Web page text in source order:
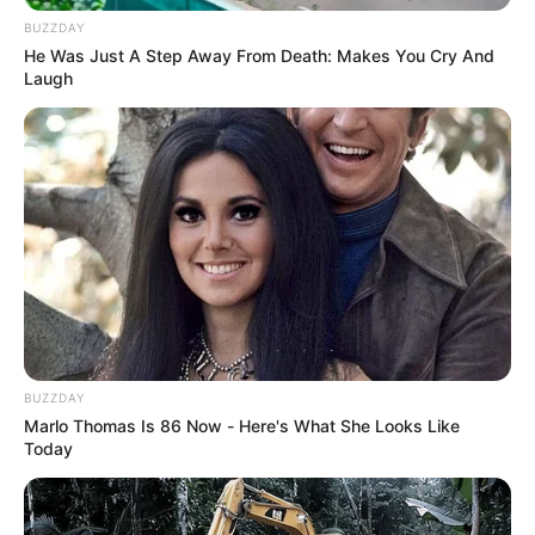
TEMAS DESTACADOS
EMERGENCIAS POR LLUVIAS
ELECCIONES PRESIDENCIALES
MARINILLA - ANTIOQUIA
EPM
YONDÓ - ANTIOQUIA
RIONEGRO
BUZZDAY
He Was Just A Step Away From Death: Makes You Cry And
Laugh
BUZZDAY
Marlo Thomas Is 86 Now - Here's What She Looks Like
Today